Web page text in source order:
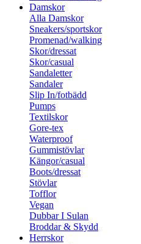
Damskor
Alla Damskor
Sneakers/sportskor
Promenad/walking
Skor/dressat
Skor/casual
Sandaletter
Sandaler
Slip In/fotbädd
Pumps
Textilskor
Gore-tex
Waterproof
Gummistövlar
Kängor/casual
Boots/dressat
Stövlar
Tofflor
Vegan
Dubbar I Sulan
Broddar & Skydd
Herrskor